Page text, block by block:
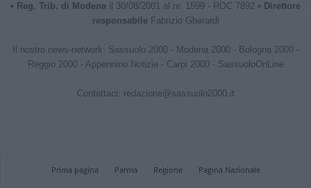
• Reg. Trib. di Modena il 30/08/2001 al nr. 1599 - ROC 7892 • Direttore
responsabileFabrizio Gherardi
Il nostro news-network: Sassuolo 2000- Modena 2000- Bologna 2000-
Reggio 2000- Appennino Notizie - Carpi 2000- SassuoloOnLine
Contattaci: redazione@sassuolo2000.it
Prima pagina Parma Regione
Pagina Nazionale